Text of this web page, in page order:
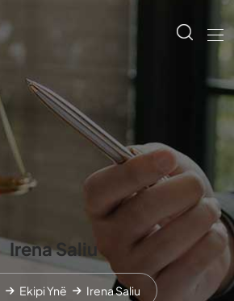
Irena Saliu
Ekipi Ynë Irena Saliu